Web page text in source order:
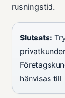
rusningstid.
Slutsats:
hänvisas till